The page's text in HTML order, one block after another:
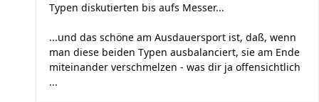
Typen diskutierten bis aufs Messer...
...und das schöne am Ausdauersport ist, daß, wenn
man diese beiden Typen ausbalanciert, sie am Ende
miteinander verschmelzen - was dir ja offensichtlich
...